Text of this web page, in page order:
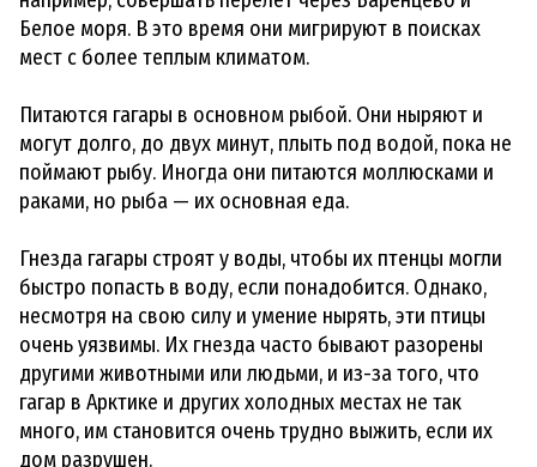
Белое моря. В это время они мигрируют в поисках
мест с более теплым климатом.
Питаются гагары в основном рыбой. Они ныряют и
могут долго, до двух минут, плыть под водой, пока не
поймают рыбу. Иногда они питаются моллюсками и
раками, но рыба — их основная еда.
Гнезда гагары строят у воды, чтобы их птенцы могли
быстро попасть в воду, если понадобится. Однако,
несмотря на свою силу и умение нырять, эти птицы
очень уязвимы. Их гнезда часто бывают разорены
другими животными или людьми, и из-за того, что
гагар в Арктике и других холодных местах не так
много, им становится очень трудно выжить, если их
дом разрушен.